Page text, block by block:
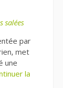
salées
par
met
une
la